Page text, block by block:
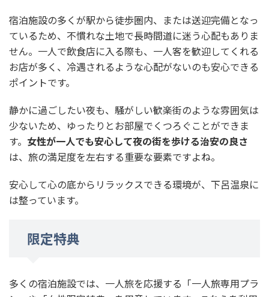
宿泊施設の多くが駅から徒歩圏内、または送迎完備となっ
ているため、不慣れな土地で長時間道に迷う心配もありま
せん。一人で飲食店に入る際も、一人客を歓迎してくれる
お店が多く、冷遇されるような心配がないのも安心できる
ポイントです。
静かに過ごしたい夜も、騒がしい歓楽街のような雰囲気は
少ないため、ゆったりとお部屋でくつろぐことができま
す。 女性が一人でも安心して夜の街を歩ける治安の良さ
は、旅の満足度を左右する重要な要素ですよね。
安心して心の底からリラックスできる環境が、下呂温泉に
は整っています。
限定特典
多くの宿泊施設では、一人旅を応援する「一人旅専用プラ